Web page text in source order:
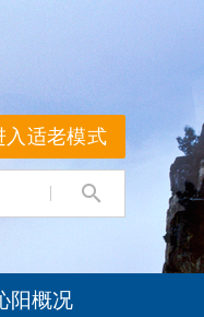
入适老模式
阳概况